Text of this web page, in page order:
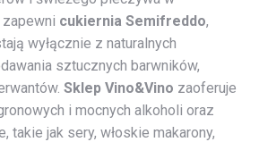
zapewni cukiernia Semifreddo,
wyłącznie z naturalnych
sztucznych barwników,
Sklep Vino&Vino zaoferuje
i mocnych alkoholi oraz
takie jak sery, włoskie makarony,